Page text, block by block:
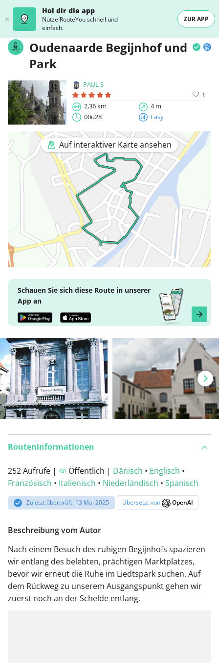
Hol dir die app
Nutze RouteYou schnell und
einfach.
ZUR APP
Oudenaarde Begijnhof und
Park
PAUL S
1
2,36 km
4 m
00u28
Easy
Auf interaktiver Karte ansehen
Schauen Sie sich diese Route in unserer
App an
Routeninformationen
252 Aufrufe | Öffentlich | Dänisch • Englisch •
Französisch • Italienisch • Niederländisch • Spanisch
Zuletzt überprüft: 13 Mai 2025 Übersetzt von OpenAI
Beschreibung vom Autor
Nach einem Besuch des ruhigen Begijnhofs spazieren
wir entlang des belebten, prächtigen Marktplatzes,
bevor wir erneut die Ruhe im Liedtspark suchen. Auf
dem Rückweg zu unserem Ausgangspunkt gehen wir
zuerst noch an der Schelde entlang.